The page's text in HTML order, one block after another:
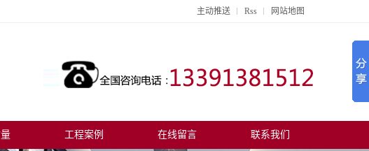
主动推送 Rss 网站地图
工程案例 在线留言 联系我们